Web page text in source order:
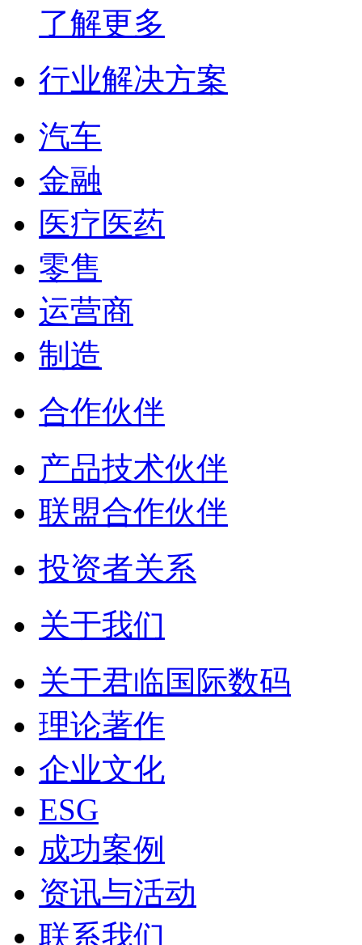
了解更多
行业解决方案
汽车
金融
医疗医药
零售
运营商
制造
合作伙伴
产品技术伙伴
联盟合作伙伴
投资者关系
关于我们
关于君临国际数码
理论著作
企业文化
ESG
成功案例
资讯与活动
联系我们